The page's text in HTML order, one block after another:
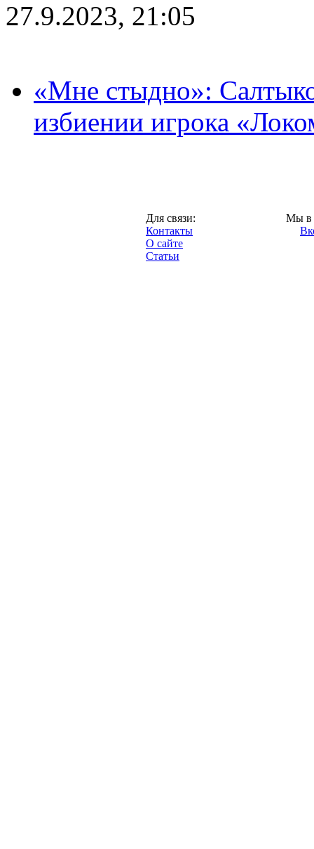
27.9.2023, 21:05
«Мне стыдно»:
избиении игрока
Для связи:
Контакты
О сайте
Статьи
Мы в